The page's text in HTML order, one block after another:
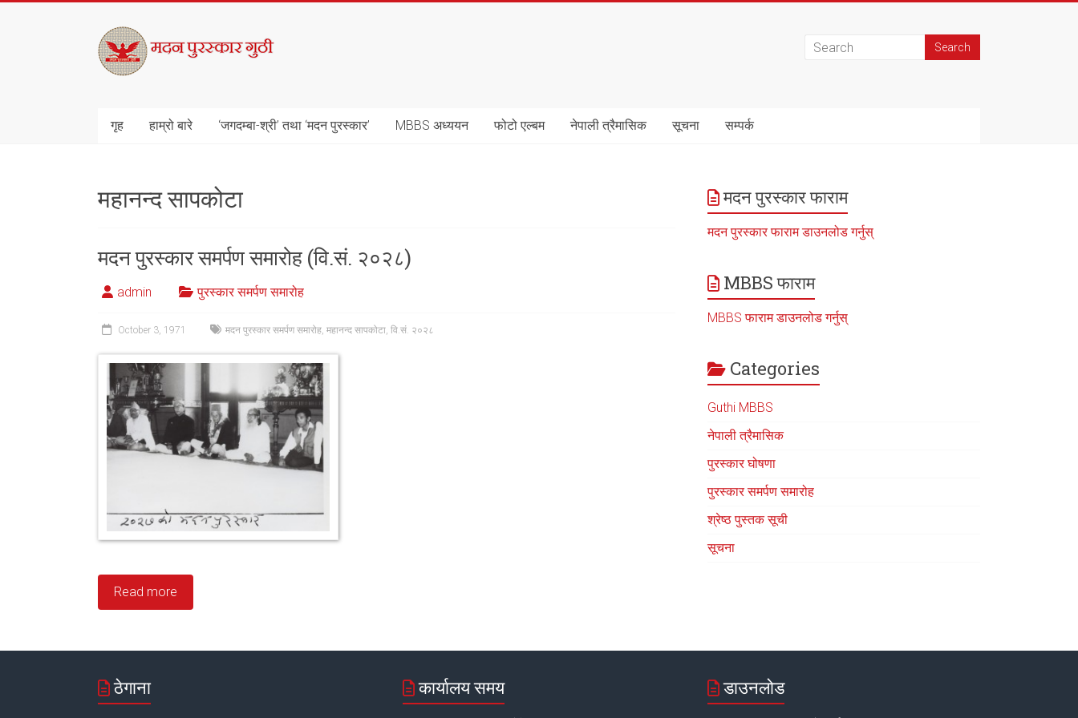
मदन
पुरस्कार
गुठी
गृह हाम्रो बारे ‘जगदम्बा-श्री’ तथा ‘मदन पुरस्कार’ MBBS अध्ययन फोटो एल्बम नेपाली त्रैमासिक सूचना सम्पर्क
महानन्द सापकोटा
मदन पुरस्कार समर्पण समारोह (वि.सं. २०२८)
admin पुरस्कार समर्पण समारोह
October 3, 1971 मदन पुरस्कार समर्पण समारोह, महानन्द सापकोटा, वि.सं. २०२८
Read more
मदन पुरस्कार फाराम
मदन पुरस्कार फाराम डाउनलोड गर्नुस्
MBBS फाराम
MBBS फाराम डाउनलोड गर्नुस्
Categories
Guthi MBBS
नेपाली त्रैमासिक
पुरस्कार घोषणा
पुरस्कार समर्पण समारोह
श्रेष्ठ पुस्तक सूची
सूचना
ठेगाना कार्यालय समय डाउनलोड